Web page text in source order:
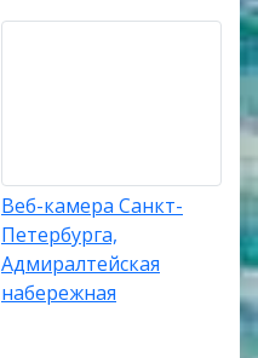
Веб-камера Санкт-
Петербурга,
Адмиралтейская
набережная